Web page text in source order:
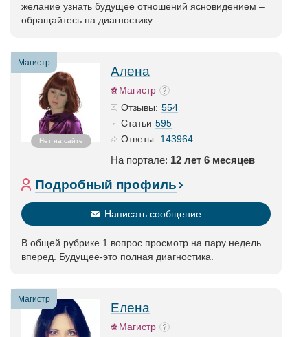
желание узнать будущее отношений ясновидением –
обращайтесь на диагностику.
Магистр
Нет на сайте
Алена
Магистр
Отзывы: 554
Статьи 595
Ответы: 143964
На портале: 12 лет 6 месяцев
Подробный профиль
Написать сообщение
В общей рубрике 1 вопрос просмотр на пару недель
вперед. Будущее-это полная диагностика.
Магистр
Елена
Магистр